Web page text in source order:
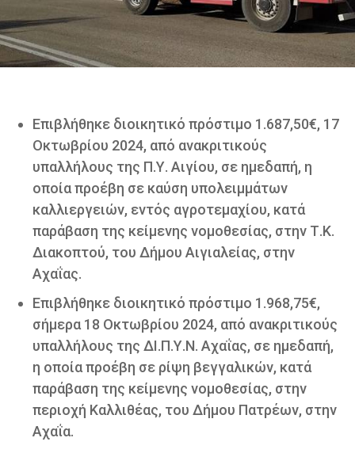
Επιβλήθηκε διοικητικό πρόστιμο 1.687,50€, 17
Οκτωβρίου 2024, από ανακριτικούς
υπαλλήλους της Π.Υ. Αιγίου, σε ημεδαπή, η
οποία προέβη σε καύση υπολειμμάτων
καλλιεργειών, εντός αγροτεμαχίου, κατά
παράβαση της κείμενης νομοθεσίας, στην Τ.Κ.
Διακοπτού, του Δήμου Αιγιαλείας, στην
Αχαΐας.
Επιβλήθηκε διοικητικό πρόστιμο 1.968,75€,
σήμερα 18 Οκτωβρίου 2024, από ανακριτικούς
υπαλλήλους της ΔΙ.Π.Υ.Ν. Αχαΐας, σε ημεδαπή,
η οποία προέβη σε ρίψη βεγγαλικών, κατά
παράβαση της κείμενης νομοθεσίας, στην
περιοχή Καλλιθέας, του Δήμου Πατρέων, στην
Αχαΐα.